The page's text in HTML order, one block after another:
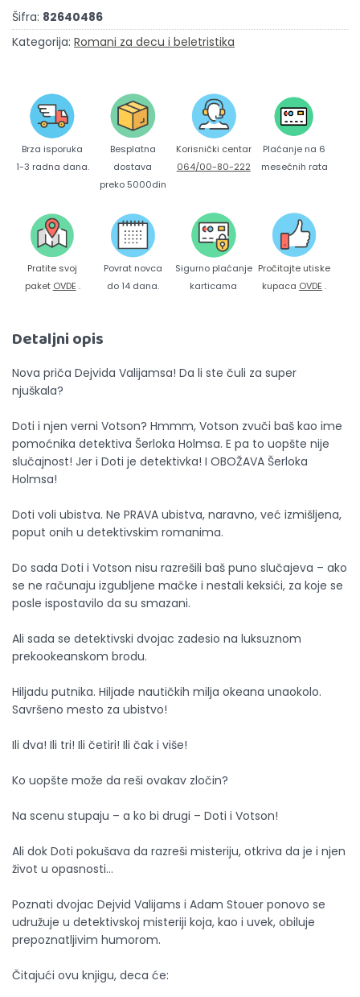
Šifra: 82640486
Kategorija: Romani za decu i beletristika
Brza isporuka
1-3 radna dana.
Besplatna
dostava
preko 5000din
Korisnički centar
064/00-80-222
Plaćanje na 6
mesečnih rata
Pratite svoj
paket OVDE .
Povrat novca
do 14 dana.
Sigurno plaćanje
karticama
Pročitajte utiske
kupaca OVDE .
Detaljni opis
Nova priča Dejvida Valijamsa! Da li ste čuli za super
njuškala?
Doti i njen verni Votson? Hmmm, Votson zvuči baš kao ime
pomoćnika detektiva Šerloka Holmsa. E pa to uopšte nije
slučajnost! Jer i Doti je detektivka! I OBOŽAVA Šerloka
Holmsa!
Doti voli ubistva. Ne PRAVA ubistva, naravno, već izmišljena,
poput onih u detektivskim romanima.
Do sada Doti i Votson nisu razrešili baš puno slučajeva – ako
se ne računaju izgubljene mačke i nestali keksići, za koje se
posle ispostavilo da su smazani.
Ali sada se detektivski dvojac zadesio na luksuznom
prekookeanskom brodu.
Hiljadu putnika. Hiljade nautičkih milja okeana unaokolo.
Savršeno mesto za ubistvo!
Ili dva! Ili tri! Ili četiri! Ili čak i više!
Ko uopšte može da reši ovakav zločin?
Na scenu stupaju – a ko bi drugi – Doti i Votson!
Ali dok Doti pokušava da razreši misteriju, otkriva da je i njen
život u opasnosti…
Poznati dvojac Dejvid Valijams i Adam Stouer ponovo se
udružuje u detektivskoj misteriji koja, kao i uvek, obiluje
prepoznatljivim humorom.
Čitajući ovu knjigu, deca će: